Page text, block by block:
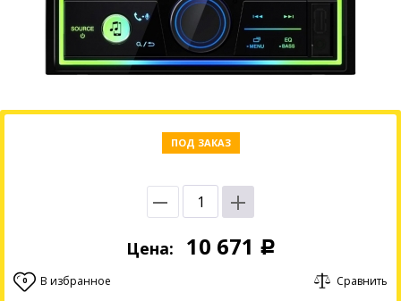
ПОД ЗАКАЗ
Цена: 10 671 Р
0 В избранное Сравнить